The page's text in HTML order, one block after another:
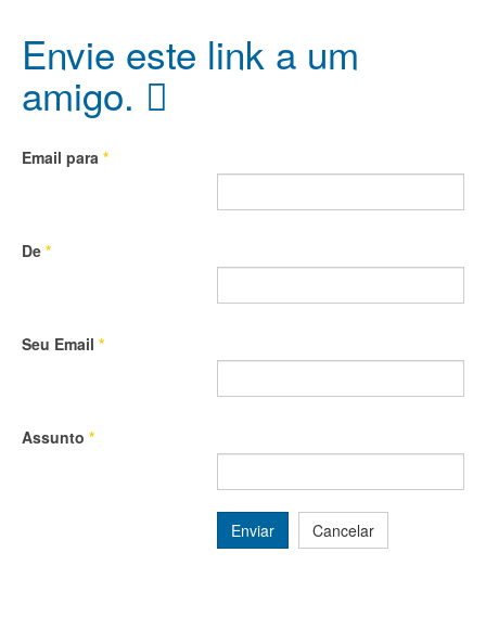
Envie este link a um
amigo.
Email para *
De *
Seu Email *
Assunto *
Enviar Cancelar